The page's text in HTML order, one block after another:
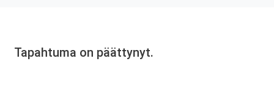
Tapahtuma on päättynyt.